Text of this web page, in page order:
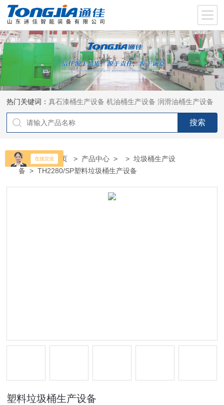
热门关键词：真石漆桶生产设备 机油桶生产设备 润滑油桶生产设备
当前位置：首页 > 产品中心 > >垃圾桶生产设
备 > TH2280/SP塑料垃圾桶生产设备
塑料垃圾桶生产设备